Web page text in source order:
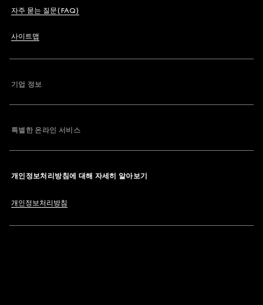
자주 묻는 질문(FAQ)
사이트맵
기업 정보
특별한 온라인 서비스
개인정보처리방침에 대해 자세히 알아보기
개인정보처리방침